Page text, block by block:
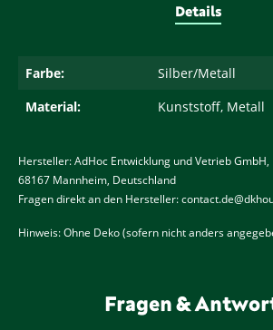
Details
Farbe:
Silber/Metall
Material:
Kunststoff, Metall
Hersteller: AdHoc Entwicklung und Vetrieb
68167 Mannheim, Deutschland
Fragen direkt an den Hersteller:
Hinweis: Ohne Deko (sofern nicht anders
Fragen &